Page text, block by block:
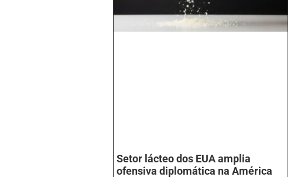
Setor lácteo dos EUA amplia
ofensiva diplomática na América